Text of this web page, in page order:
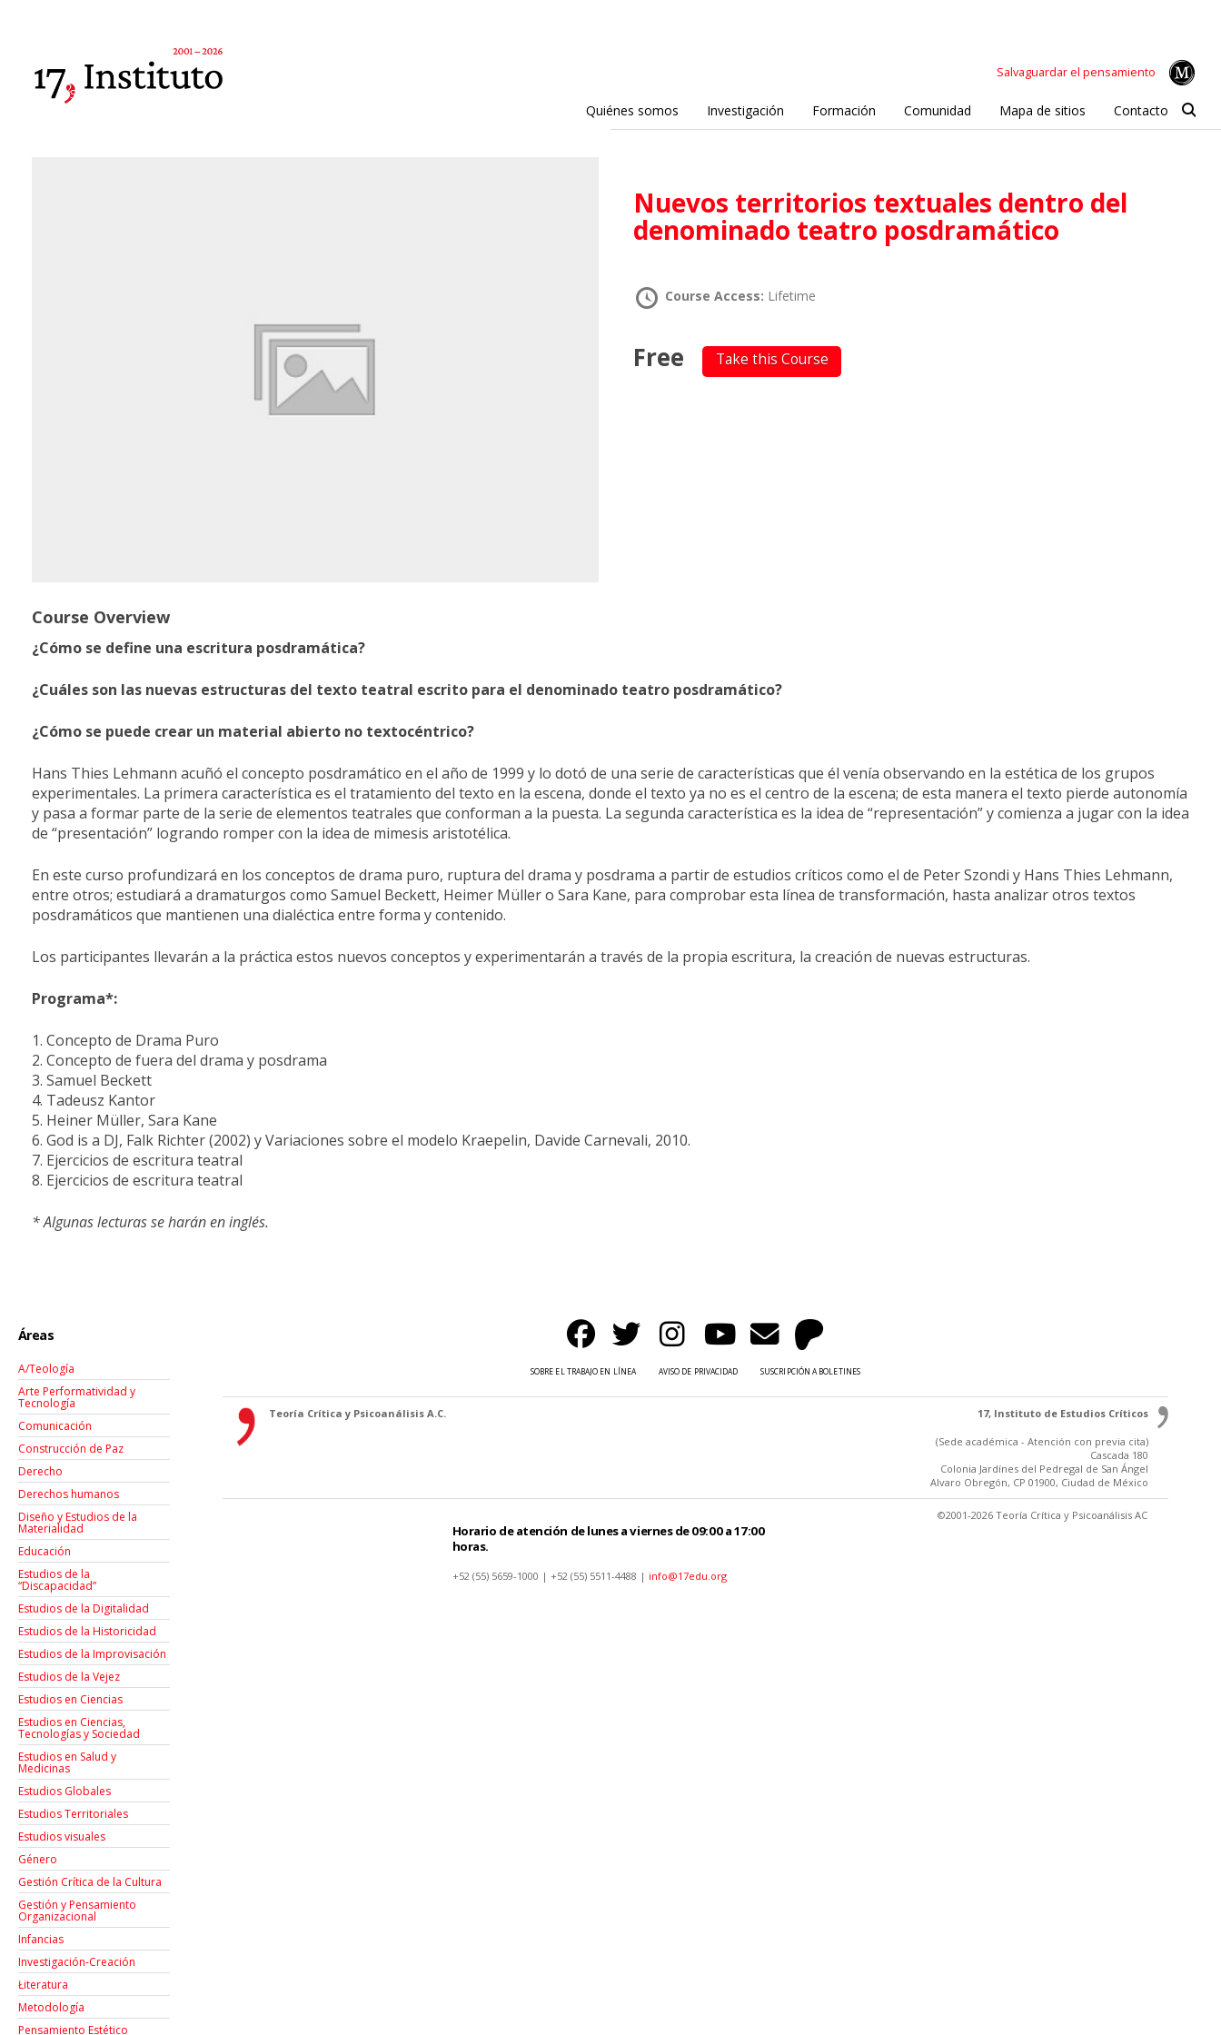
Salvaguardar el pensamiento
Quiénes somos Investigación Formación Comunidad Mapa de sitios Contacto
Nuevos territorios textuales dentro del
denominado teatro posdramático
Course Access: Lifetime
Free Take this Course
Course Overview
¿Cómo se define una escritura posdramática?
¿Cuáles son las nuevas estructuras del texto teatral escrito para el denominado teatro posdramático?
¿Cómo se puede crear un material abierto no textocéntrico?
Hans Thies Lehmann acuñó el concepto posdramático en el año de 1999 y lo dotó de una serie de características que él venía observando en la estética de los grupos
experimentales. La primera característica es el tratamiento del texto en la escena, donde el texto ya no es el centro de la escena; de esta manera el texto pierde autonomía
y pasa a formar parte de la serie de elementos teatrales que conforman a la puesta. La segunda característica es la idea de “representación” y comienza a jugar con la idea
de “presentación” logrando romper con la idea de mimesis aristotélica.
En este curso profundizará en los conceptos de drama puro, ruptura del drama y posdrama a partir de estudios críticos como el de Peter Szondi y Hans Thies Lehmann,
entre otros; estudiará a dramaturgos como Samuel Beckett, Heimer Müller o Sara Kane, para comprobar esta línea de transformación, hasta analizar otros textos
posdramáticos que mantienen una dialéctica entre forma y contenido.
Los participantes llevarán a la práctica estos nuevos conceptos y experimentarán a través de la propia escritura, la creación de nuevas estructuras.
Programa*:
1. Concepto de Drama Puro
2. Concepto de fuera del drama y posdrama
3. Samuel Beckett
4. Tadeusz Kantor
5. Heiner Müller, Sara Kane
6. God is a DJ, Falk Richter (2002) y Variaciones sobre el modelo Kraepelin, Davide Carnevali, 2010.
7. Ejercicios de escritura teatral
8. Ejercicios de escritura teatral
* Algunas lecturas se harán en inglés.
Áreas
A/Teología
Arte Performatividad y
Tecnología
Comunicación
Construcción de Paz
Derecho
Derechos humanos
Diseño y Estudios de la
Materialidad
Educación
Estudios de la
“Discapacidad”
Estudios de la Digitalidad
Estudios de la Historicidad
Estudios de la Improvisación
Estudios de la Vejez
Estudios en Ciencias
Estudios en Ciencias,
Tecnologías y Sociedad
Estudios en Salud y
Medicinas
Estudios Globales
Estudios Territoriales
Estudios visuales
Género
Gestión Crítica de la Cultura
Gestión y Pensamiento
Organizacional
Infancias
Investigación-Creación
Łiteratura
Metodología
Pensamiento Estético
SOBRE EL TRABAJO EN LÍNEA AVISO DE PRIVACIDAD SUSCRIPCIÓN A BOLETINES
Teoría Crítica y Psicoanálisis A.C. 17, Instituto de Estudios Críticos
(Sede académica - Atención con previa cita)
Cascada 180
Colonia Jardínes del Pedregal de San Ángel
Alvaro Obregón, CP 01900, Ciudad de México
Horario de atención de lunes a viernes de 09:00 a 17:00
horas.
+52 (55) 5659-1000 | +52 (55) 5511-4488 | info@17edu.org
©2001-2026 Teoría Crítica y Psicoanálisis AC